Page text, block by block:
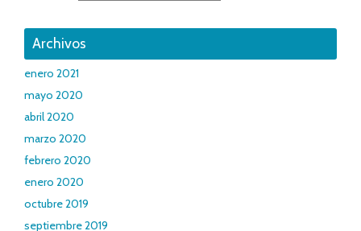
Archivos
enero 2021
mayo 2020
abril 2020
marzo 2020
febrero 2020
enero 2020
octubre 2019
septiembre 2019